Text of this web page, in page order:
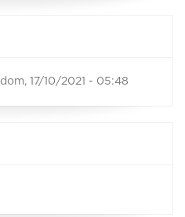
dom, 17/10/2021 - 05:48